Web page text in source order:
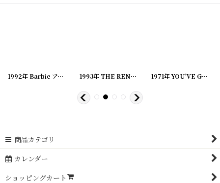
[20240311-03
08] [20240311-07
1992年 Barbie アメコミ ビンテージコミック [ 20240311-06]
1993年 THE REN&STIMPY SHOW IN SPACE.. アメコミ ビンテージコミック 1971年 YOU'VE GOT TO BE YOU, SNOOPY PEANUTS スヌーピー ビンテージコミック
商品カテゴリ
カレンダー
ショッピングカート